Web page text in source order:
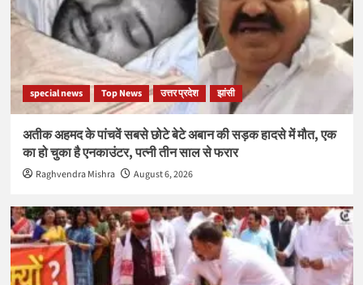
special news Top News उत्तर प्रदेश झांसी
अतीक अहमद के पांचवें सबसे छोटे बेटे अबान की सड़क हादसे में मौत, एक
का हो चुका है एनकाउंटर, पत्नी तीन साल से फरार
Raghvendra Mishra August 6, 2026